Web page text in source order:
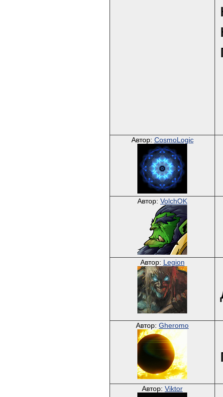
Автор: CosmoLogic
Автор: VolchOK
Автор: Legion
Автор: Gheromo
Автор: Viktor